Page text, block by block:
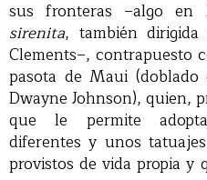
sus fronteras –algo
sirenita, también
Clements–, contrapuesto
pasota de Maui
Dwayne Johnson), quien,
que le permite
diferentes y unos
provistos de vida propia y